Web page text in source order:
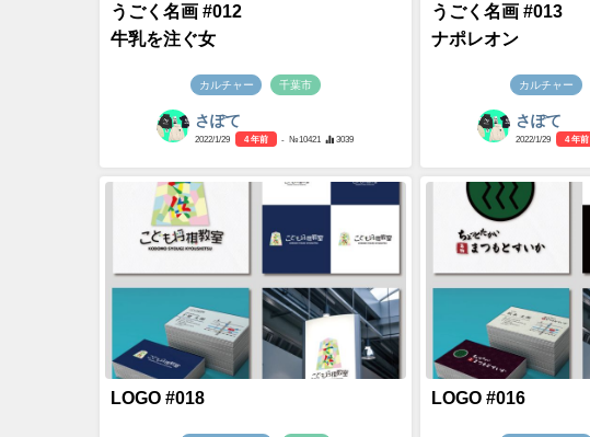
うごく名画 #012
牛乳を注ぐ女
カルチャー 千葉市
さぽて
2022/1/29 4 年前 - №10421 3039
うごく名画 #013
ナポレオン
カルチャー
さぽて
2022/1/29 4 年前
LOGO #018 LOGO #016